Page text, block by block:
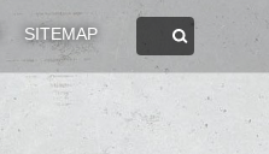
SITEMAP